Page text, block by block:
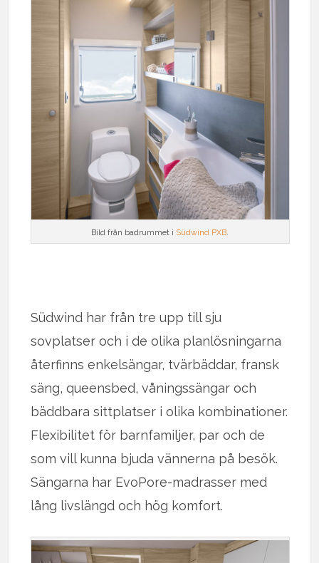
Bild från badrummet i Südwind PXB.
Südwind har från tre upp till sju
sovplatser och i de olika planlösningarna
återfinns enkelsängar, tvärbäddar, fransk
säng, queensbed, våningssängar och
bäddbara sittplatser i olika kombinationer.
Flexibilitet för barnfamiljer, par och de
som vill kunna bjuda vännerna på besök.
Sängarna har EvoPore-madrasser med
lång livslängd och hög komfort.